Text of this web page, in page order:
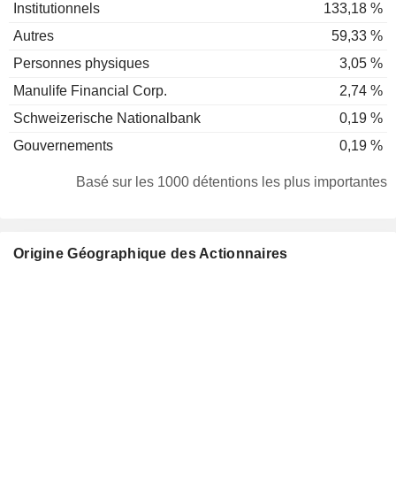
Institutionnels
133,18 %
Autres
59,33 %
Personnes physiques
3,05 %
Manulife Financial Corp.
2,74 %
Schweizerische Nationalbank
0,19 %
Gouvernements
0,19 %
Basé sur les 1000 détentions les plus importantes
Origine Géographique des Actionnaires